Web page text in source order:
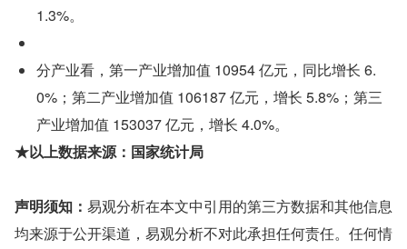
1.3%。
分产业看，第一产业增加值 10954 亿元，同比增长 6.
0%；第二产业增加值 106187 亿元，增长 5.8%；第三
产业增加值 153037 亿元，增长 4.0%。
★以上数据来源：国家统计局
声明须知： 易观分析在本文中引用的第三方数据和其他信息
均来源于公开渠道，易观分析不对此承担任何责任。任何情